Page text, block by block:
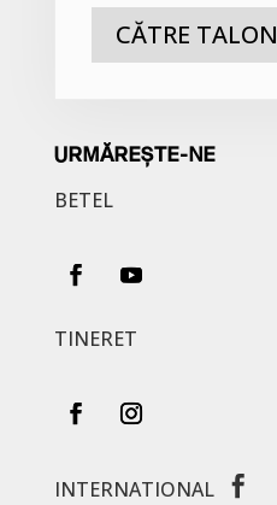
CĂTRE TALON
URMĂREȘTE-NE
BETEL
TINERET
INTERNATIONAL 